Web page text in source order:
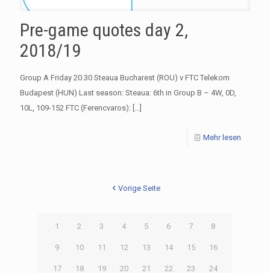
Pre-game quotes day 2,
2018/19
Group A Friday 20.30 Steaua Bucharest (ROU) v FTC Telekom
Budapest (HUN) Last season: Steaua: 6th in Group B – 4W, 0D,
10L, 109-152 FTC (Ferencvaros): […]
Mehr lesen
Vorige Seite
1 2 3 4 5 6 7 8
9 10 11 12 13 14 15 16
17 18 19 20 21 22 23 24